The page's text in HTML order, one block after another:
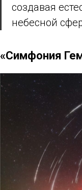
создавая
небесной
«Симфония